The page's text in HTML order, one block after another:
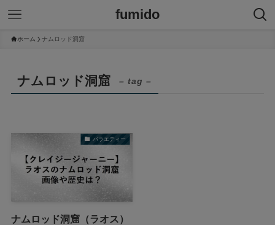
fumido
ホーム ナムロッド洞窟
ナムロッド洞窟 – tag –
バラエティー
ナムロッド洞窟（ラオス）